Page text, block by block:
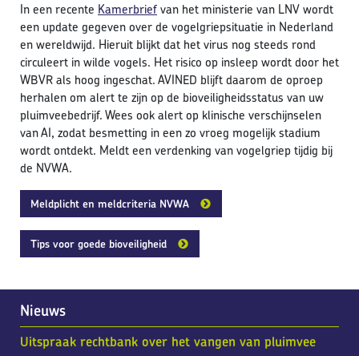
Nieuws
Uitspraak rechtbank over het vangen van pluimvee
In een recente Kamerbriefvan het ministerie van LNV wordt
een update gegeven over de vogelgriepsituatie in Nederland
en wereldwijd. Hieruit blijkt dat het virus nog steeds rond
circuleert in wilde vogels. Het risico op insleep wordt door het
WBVR als hoog ingeschat. AVINED blijft daarom de oproep
herhalen om alert te zijn op de bioveiligheidsstatus van uw
pluimveebedrijf. Wees ook alert op klinische verschijnselen
van AI, zodat besmetting in een zo vroeg mogelijk stadium
wordt ontdekt. Meldt een verdenking van vogelgriep tijdig bij
de NVWA.
Meldplicht en meldcriteria NVWA
Tips voor goede bioveiligheid